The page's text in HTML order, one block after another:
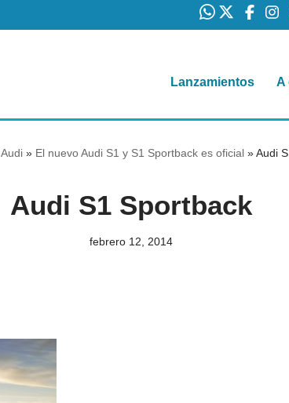
Lanzamientos A
Audi » El nuevo Audi S1 y S1 Sportback es oficial »Audi
Audi S1 Sportback
febrero 12, 2014